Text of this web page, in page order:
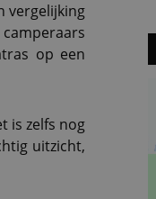
vergelijking
op een
is zelfs nog
uitzicht,